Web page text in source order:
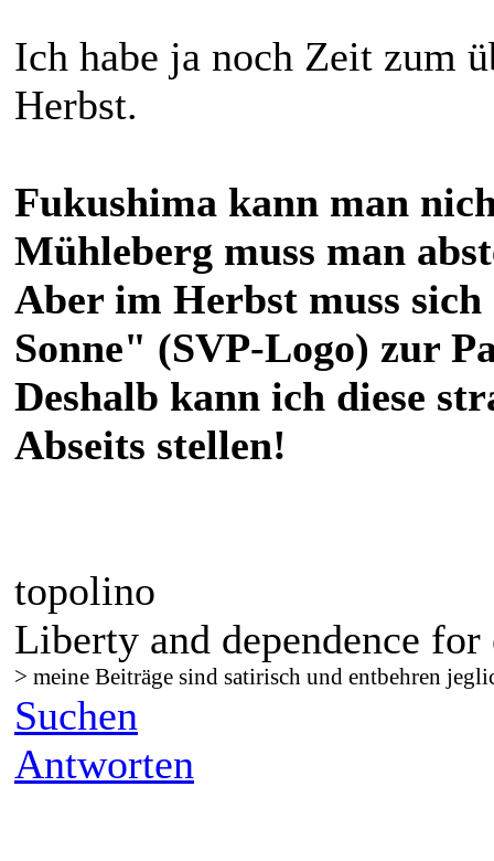
Ich habe ja noch Zeit zum
Herbst.
Fukushima kann man
Mühleberg muss man
Aber im Herbst muss
Sonne" (SVP-Logo) zur
Deshalb kann ich diese
Abseits stellen!
topolino
Liberty and dependence for
> meine Beiträge sind satirisch und entbehren
Suchen
Antworten